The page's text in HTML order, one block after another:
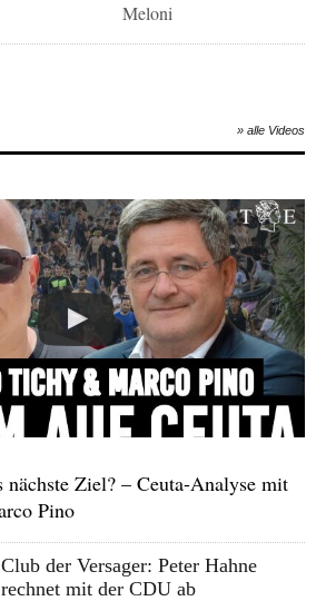
Meloni
» alle Videos
nächste Ziel? – Ceuta-Analyse mit
Pino
Club der Versager: Peter Hahne
rechnet mit der CDU ab